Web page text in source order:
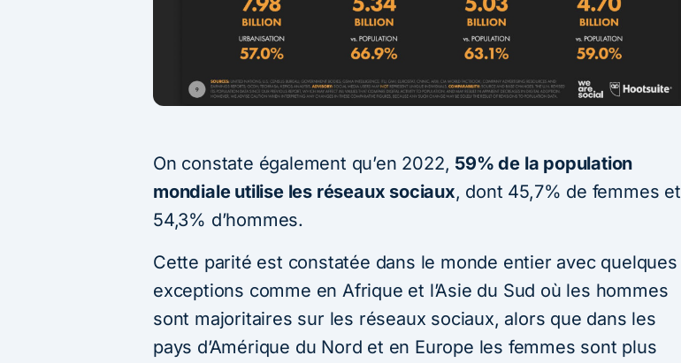
On constate également qu’en 2022, 59% de la population
mondiale utilise les réseaux sociaux, dont 45,7% de femmes et
54,3% d’hommes.
Cette parité est constatée dans le monde entier avec quelques
exceptions comme en Afrique et l’Asie du Sud où les hommes
sont majoritaires sur les réseaux sociaux, alors que dans les
pays d’Amérique du Nord et en Europe les femmes sont plus